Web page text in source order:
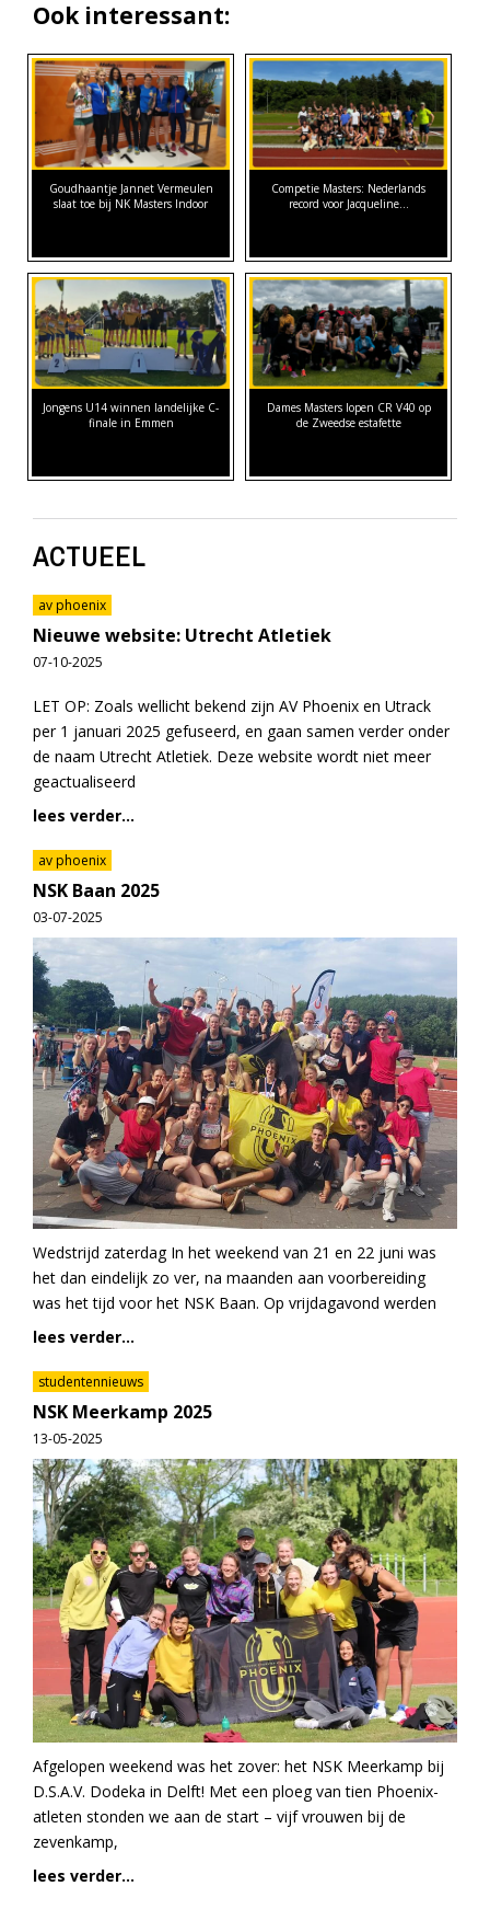
Ook interessant:
Goudhaantje Jannet Vermeulen
slaat toe bij NK Masters Indoor
Competie Masters: Nederlands
record voor Jacqueline…
Jongens U14 winnen landelijke C-
finale in Emmen
Dames Masters lopen CR V40 op
de Zweedse estafette
ACTUEEL
av phoenix
Nieuwe website: Utrecht Atletiek
07-10-2025
LET OP: Zoals wellicht bekend zijn AV Phoenix en Utrack
per 1 januari 2025 gefuseerd, en gaan samen verder onder
de naam Utrecht Atletiek. Deze website wordt niet meer
geactualiseerd
lees verder...
av phoenix
NSK Baan 2025
03-07-2025
Wedstrijd zaterdag In het weekend van 21 en 22 juni was
het dan eindelijk zo ver, na maanden aan voorbereiding
was het tijd voor het NSK Baan. Op vrijdagavond werden
lees verder...
studentennieuws
NSK Meerkamp 2025
13-05-2025
Afgelopen weekend was het zover: het NSK Meerkamp bij
D.S.A.V. Dodeka in Delft! Met een ploeg van tien Phoenix-
atleten stonden we aan de start – vijf vrouwen bij de
zevenkamp,
lees verder...